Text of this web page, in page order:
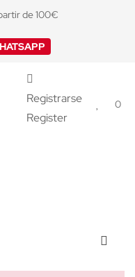
de 100€
Registrarse
Register
0